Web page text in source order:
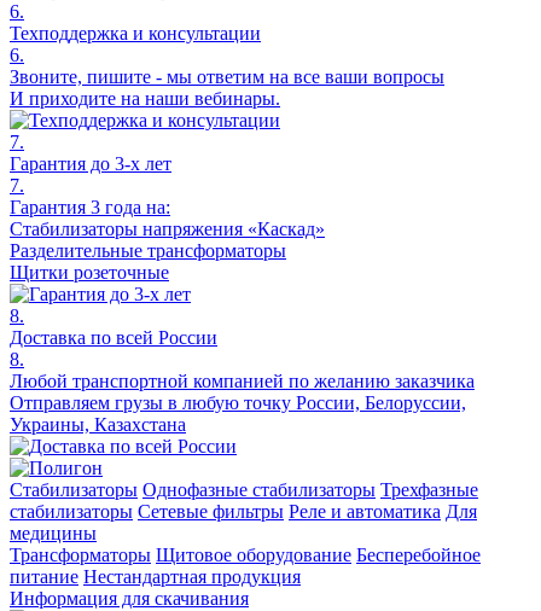
6.
Техподдержка и консультации
6.
Звоните, пишите - мы ответим на все ваши вопросы
И приходите на наши вебинары.
7.
Гарантия до 3-х лет
7.
Гарантия 3 года на:
Стабилизаторы напряжения «Каскад»
Разделительные трансформаторы
Щитки розеточные
8.
Доставка по всей России
8.
Любой транспортной компанией по желанию заказчика
Отправляем грузы в любую точку России, Белоруссии,
Украины, Казахстана
Стабилизаторы Однофазные стабилизаторы Трехфазные
стабилизаторы Сетевые фильтры Реле и автоматика Для
медицины
Трансформаторы Щитовое оборудование Бесперебойное
питание Нестандартная продукция
Информация для скачивания